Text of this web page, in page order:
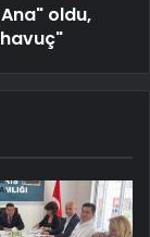
oldu,